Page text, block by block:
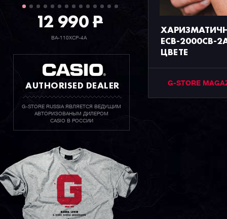
12 990P
BA-110XCP-4A
AUTHORISED DEALER
G-STORE RUSSIA ЯВЛЯЕТСЯ ВЕДУЩИМ
АВТОРИЗОВАНЫМ ДИЛЕРОМ
CASIO В РОССИИ
ECB-2000CB-
ЦВЕТЕ
G-STORE